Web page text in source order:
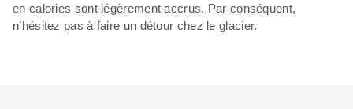
en calories sont légèrement accrus. Par conséquent,
n’hésitez pas à faire un détour chez le glacier.